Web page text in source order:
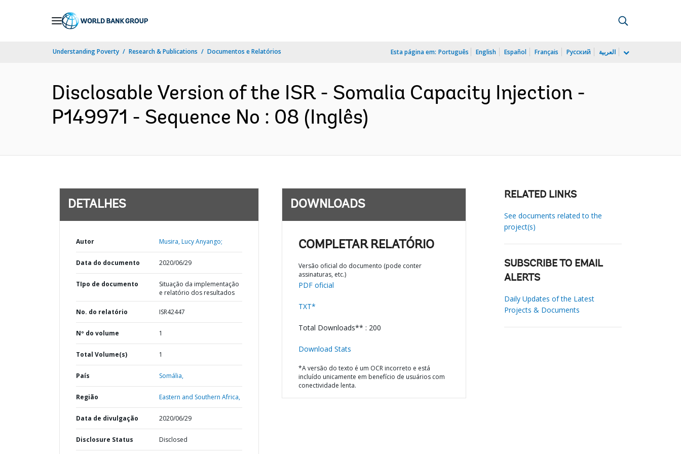
Understanding Poverty Research & Publications Documentos e Relatórios Esta página em: Português English Español Français Русский العربية
Disclosable Version of the ISR - Somalia Capacity Injection -
P149971 - Sequence No : 08 (Inglês)
DETALHES
Autor Musira, Lucy Anyango;
Data do documento 2020/06/29
TIpo de documento
Situação da implementação
e relatório dos resultados
No. do relatório ISR42447
Nº do volume 1
Total Volume(s) 1
País Somália,
Região Eastern and Southern Africa,
Data de divulgação 2020/06/29
Disclosure Status Disclosed
DOWNLOADS
COMPLETAR RELATÓRIO
Versão oficial do documento (pode conter
assinaturas, etc.)
PDF oficial
TXT*
Total Downloads** : 200
Download Stats
*A versão do texto é um OCR incorreto e está
incluído unicamente em benefício de usuários com
conectividade lenta.
RELATED LINKS
See documents related to the
project(s)
SUBSCRIBE TO EMAIL
ALERTS
Daily Updates of the Latest
Projects & Documents